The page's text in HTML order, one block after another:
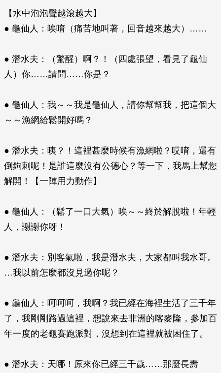
【水中泡泡聲越滾越大】
● 龜仙人：唉唷（痛苦地叫著，回音越來越大）……
● 潛水夫：（驚醒）啊？！（四處張望，看見了龜仙
人）你……請問……你是？
● 龜仙人：我～～我是龜仙人，請你幫幫我，把這個大
～～漁網給鬆開好嗎？
● 潛水夫：咦？！這裡甚麼時候有漁網啦？哎唷，還有
倒鉤刺呢！是誰這麼沒有公德心？等一下，我馬上幫您
解開！【一陣用力動作】
● 龜仙人：（鬆了一口大氣）唉～～終於解脫啦！年輕
人，謝謝你呀！
● 潛水夫：別客氣啦，我是潛水夫，大家都叫我水哥。
…我以前怎麼都沒見過你呢？
● 龜仙人：呵呵呵，我啊？我已經在海裡生活了三千年
了，我剛剛路過這裡，想說來去非洲的喀麥隆，參加百
年一度的老龜賽跑派對，沒想到在這裡就被困住了。
● 潛水夫：天哪！原來你已經三千歲……那麼長壽